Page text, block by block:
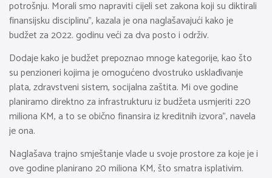
potrošnju. Morali smo napraviti cijeli set zakona koji su diktirali
finansijsku disciplinu”, kazala je ona naglašavajući kako je
budžet za 2022. godinu veći za dva posto i održiv.
Dodaje kako je budžet prepoznao mnoge kategorije, kao što
su penzioneri kojima je omogućeno dvostruko usklađivanje
plata, zdravstveni sistem, socijalna zaštita. Mi ove godine
planiramo direktno za infrastrukturu iz budžeta usmjeriti 220
miliona KM, a to se obično finansira iz kreditnih izvora”, navela
je ona.
Naglašava trajno smještanje vlade u svoje prostore za koje je i
ove godine planirano 20 miliona KM, što smatra isplativim.